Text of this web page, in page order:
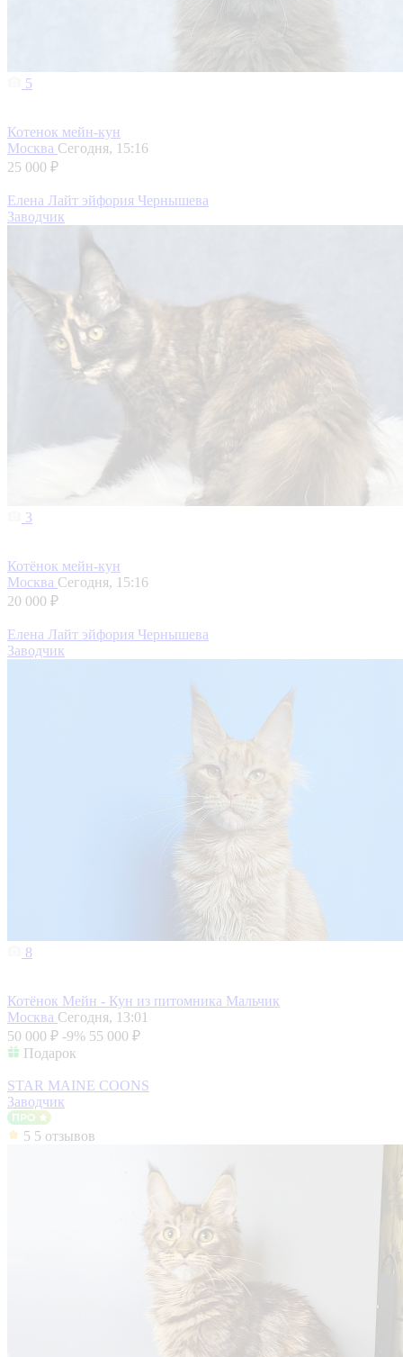
5
Котенок мейн-кун
Москва Сегодня, 15:16
25 000 ₽
Елена Лайт эйфория Чернышева
Заводчик
3
Котёнок мейн-кун
Москва Сегодня, 15:16
20 000 ₽
Елена Лайт эйфория Чернышева
Заводчик
8
Котёнок Мейн - Кун из питомника Мальчик
Москва Сегодня, 13:01
50 000 ₽ -9% 55 000 ₽
Подарок
STAR MAINE COONS
Заводчик
5 5 отзывов